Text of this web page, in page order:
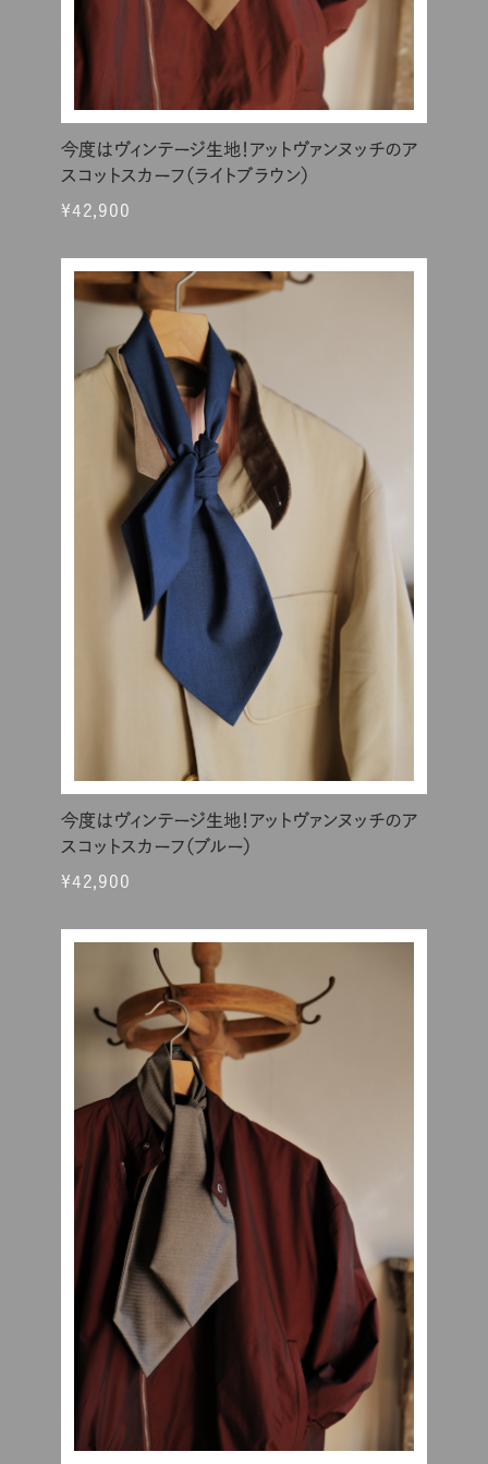
今度はヴィンテージ生地！アットヴァンヌッチのア
スコットスカーフ（ライトブラウン）
¥42,900
今度はヴィンテージ生地！アットヴァンヌッチのア
スコットスカーフ（ブルー）
¥42,900